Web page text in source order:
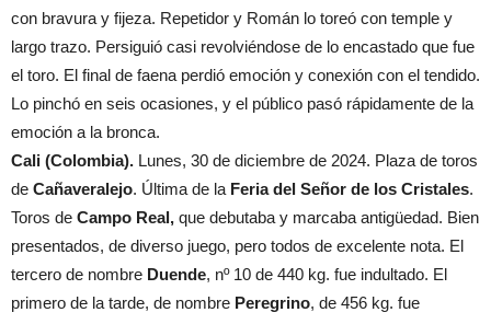
con bravura y fijeza. Repetidor y Román lo toreó con temple y
largo trazo. Persiguió casi revolviéndose de lo encastado que fue
el toro. El final de faena perdió emoción y conexión con el tendido.
Lo pinchó en seis ocasiones, y el público pasó rápidamente de la
emoción a la bronca.
Cali (Colombia). Lunes, 30 de diciembre de 2024. Plaza de toros
de Cañaveralejo. Última de la Feria del Señor de los Cristales.
Toros de Campo Real, que debutaba y marcaba antigüedad. Bien
presentados, de diverso juego, pero todos de excelente nota. El
tercero de nombre Duende, nº 10 de 440 kg. fue indultado. El
primero de la tarde, de nombre Peregrino, de 456 kg. fue